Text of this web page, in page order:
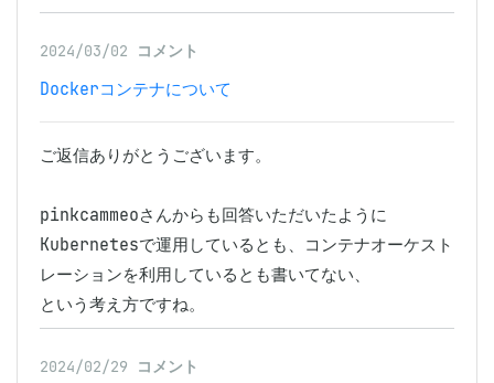
2024/03/02 コメント
Dockerコンテナについて
ご返信ありがとうございます。
pinkcammeoさんからも回答いただいたように
Kubernetesで運用しているとも、コンテナオーケスト
レーションを利用しているとも書いてない、
という考え方ですね。
2024/02/29 コメント